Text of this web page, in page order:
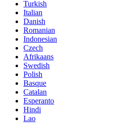
Turkish
Italian
Danish
Romanian
Indonesian
Czech
Afrikaans
Swedish
Polish
Basque
Catalan
Esperanto
Hindi
Lao